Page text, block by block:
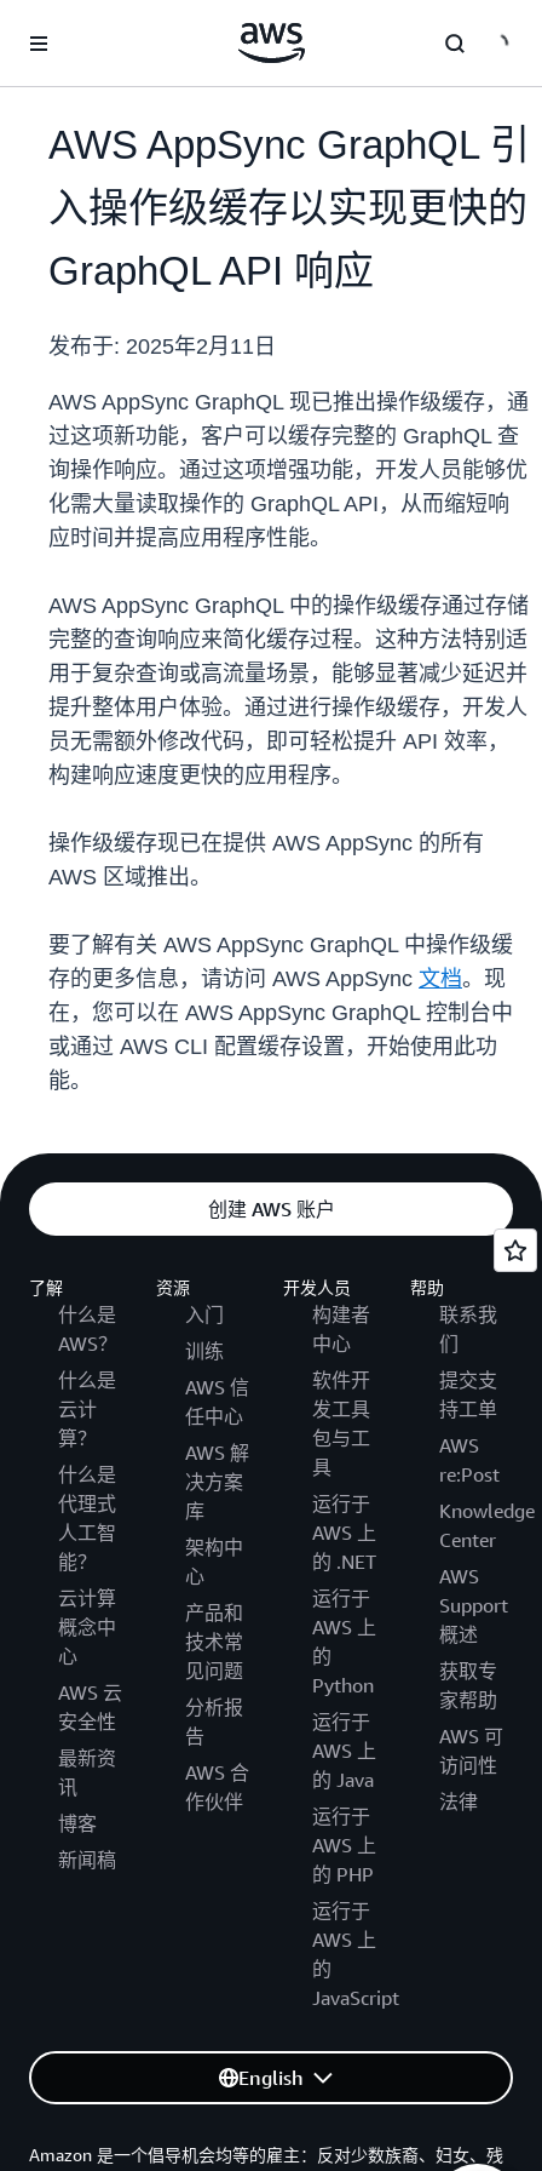
AWS AppSync GraphQL 引
入操作级缓存以实现更快的
GraphQL API 响应
发布于: 2025年2月11日
AWS AppSync GraphQL 现已推出操作级缓存，通
过这项新功能，客户可以缓存完整的 GraphQL 查
询操作响应。通过这项增强功能，开发人员能够优
化需大量读取操作的 GraphQL API，从而缩短响
应时间并提高应用程序性能。
AWS AppSync GraphQL 中的操作级缓存通过存储
完整的查询响应来简化缓存过程。这种方法特别适
用于复杂查询或高流量场景，能够显著减少延迟并
提升整体用户体验。通过进行操作级缓存，开发人
员无需额外修改代码，即可轻松提升 API 效率，
构建响应速度更快的应用程序。
操作级缓存现已在提供 AWS AppSync 的所有
AWS 区域推出。
要了解有关 AWS AppSync GraphQL 中操作级缓
存的更多信息，请访问 AWS AppSync 文档。现
在，您可以在 AWS AppSync GraphQL 控制台中
或通过 AWS CLI 配置缓存设置，开始使用此功
能。
创建 AWS 账户
了解
什么是
AWS？
什么是
云计
算？
什么是
代理式
人工智
能？
云计算
概念中
心
AWS 云
安全性
最新资
讯
博客
新闻稿
资源
入门
训练
AWS 信
任中心
AWS 解
决方案
库
架构中
心
产品和
技术常
见问题
分析报
告
AWS 合
作伙伴
开发人员
构建者
中心
软件开
发工具
包与工
具
运行于
AWS 上
的 .NET
运行于
AWS 上
的
Python
运行于
AWS 上
的 Java
运行于
AWS 上
的 PHP
运行于
AWS 上
的
JavaScript
帮助
联系我
们
提交支
持工单
AWS
re:Post
Knowledge
Center
AWS
Support
概述
获取专
家帮助
AWS 可
访问性
法律
English
Amazon 是一个倡导机会均等的雇主：反对少数族裔、妇女、残